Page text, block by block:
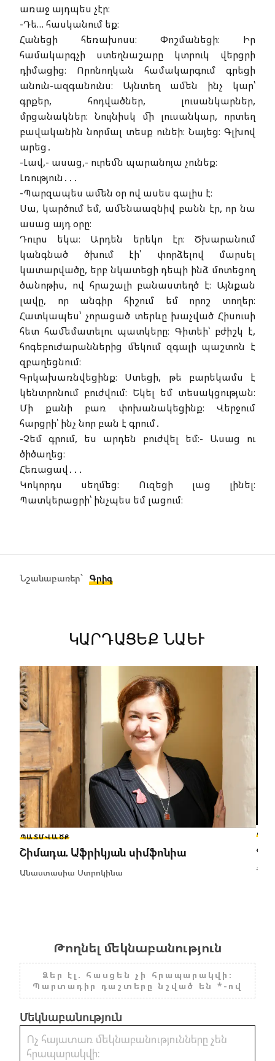
առաջ այդպես չէր։
-Դե… հասկանում եք։
Հանեցի հեռախոսս։ Փոշմանեցի։ Իր
համակարգչի ստեղնաշարը կտրուկ վերցրի
դիմացից։ Որոնողկան համակարգում գրեցի
անուն-ազգանունս։ Այնտեղ ամեն ինչ կար՝
գրքեր, հոդվածներ, լուսանկարներ,
մրցանակներ։ Նույնիսկ մի լուսանկար, որտեղ
բավականին նորմալ տեսք ունեի։ Նայեց։ Գլխով
արեց․
-Լավ,- ասաց,- ուրեմն պարանոյա չունեք։
Լռություն․․․
-Պարզապես ամեն օր ով ասես գալիս է։
Սա, կարծում եմ, ամենաազնիվ բանն էր, որ նա
ասաց այդ օրը։
Դուրս եկա։ Արդեն երեկո էր։ Ծխարանում
կանգնած ծխում էի՝ փորձելով մարսել
կատարվածը, երբ նկատեցի դեպի ինձ մոտեցող
ծանոթիս, ով հրաշալի բանաստեղծ է։ Այնքան
լավը, որ անգիր հիշում եմ որոշ տողեր։
Հատկապես՝ չորացած տերևը խաչված Հիսուսի
հետ համեմատելու պատկերը։ Գիտեի՝ բժիշկ է,
հոգեբուժարաններից մեկում զգալի պաշտոն է
զբաղեցնում։
Գրկախառնվեցինք։ Ստեցի, թե բարեկամս է
կենտրոնում բուժվում։ Եկել եմ տեսակցության։
Մի քանի բառ փոխանակեցինք։ Վերջում
հարցրի՝ ինչ նոր բան է գրում․
-Չեմ գրում, ես արդեն բուժվել եմ։- Ասաց ու
ծիծաղեց։
Հեռացավ․․․
Կոկորդս սեղմեց։ Ուզեցի լաց լինել։
Պատկերացրի՝ ինչպես եմ լացում։
Նշանաբառեր՝ Գրիգ
ԿԱՐԴԱՑԵՔ ՆԱԵՒ
ՊԱՏՄՎԱԾՔ
Շիմադա. Աֆրիկյան սիմֆոնիա
Անաստասիա Ստրոկինա
Թողնել մեկնաբանություն
Ձեր էլ. հասցեն չի հրապարակվի։
Պարտադիր դաշտերը նշված են *-ով
Մեկնաբանություն